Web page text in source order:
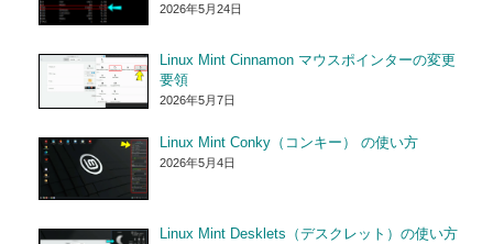
2026年5月24日
Linux Mint Cinnamon マウスポインターの変更
要領
2026年5月7日
Linux Mint Conky（コンキー） の使い方
2026年5月4日
Linux Mint Desklets（デスクレット）の使い方